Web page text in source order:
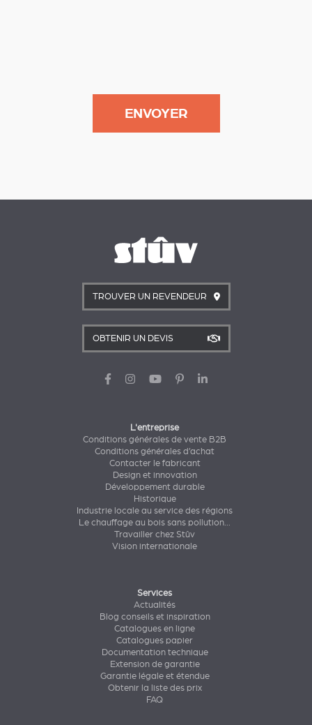
TROUVER UN REVENDEUR
OBTENIR UN DEVIS
L'entreprise
Conditions générales de vente B2B
Conditions générales d’achat
Contacter le fabricant
Design et innovation
Développement durable
Historique
Industrie locale au service des régions
Le chauffage au bois sans pollution...
Travailler chez Stûv
Vision internationale
Services
Actualités
Blog conseils et inspiration
Catalogues en ligne
Catalogues papier
Documentation technique
Extension de garantie
Garantie légale et étendue
Obtenir la liste des prix
FAQ